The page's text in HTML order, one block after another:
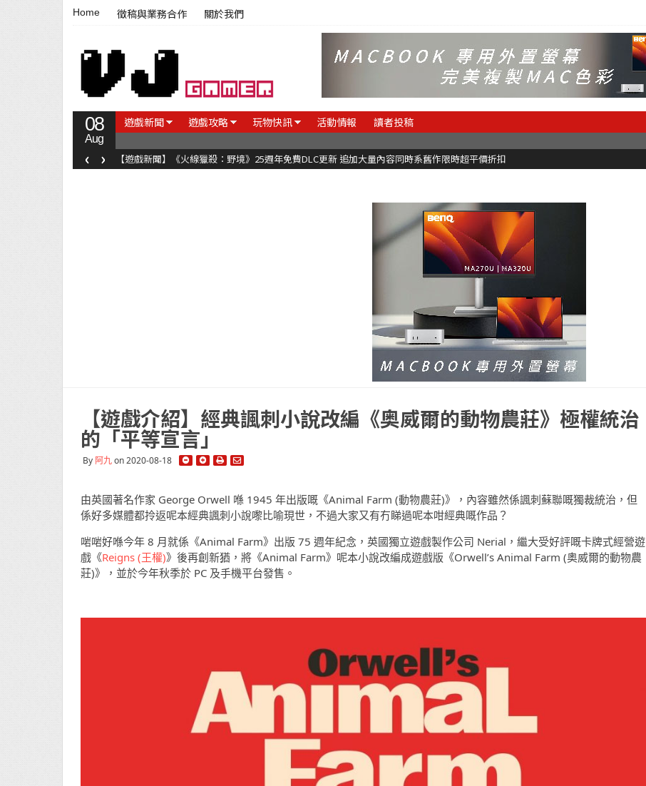
Home 徵稿與業務合作 關於我們
08
Aug
遊戲新聞 遊戲攻略 玩物快訊 活動情報 讀者投稿
【遊戲新聞】《火線獵殺：野境》25週年免費DLC更新 追加大量內容同時系舊作限時超平價折扣
‹ ›
【遊戲介紹】經典諷刺小說改編《奥威爾的動物農莊》極權統治
的「平等宣言」
By 阿九on 2020-08-18
由英國著名作家 George Orwell 喺 1945 年出版嘅《Animal Farm (動物農莊)》，內容雖然係諷刺蘇聯嘅獨裁統治，但
係好多媒體都拎返呢本經典諷刺小說嚟比喻現世，不過大家又有冇睇過呢本咁經典嘅作品？
啱啱好喺今年 8 月就係《Animal Farm》出版 75 週年紀念，英國獨立遊戲製作公司 Nerial，繼大受好評嘅卡牌式經營遊
戲《Reigns (王權)》後再創新猶，將《Animal Farm》呢本小說改編成遊戲版《Orwell’s Animal Farm (奥威爾的動物農
莊)》，並於今年秋季於 PC 及手機平台發售。